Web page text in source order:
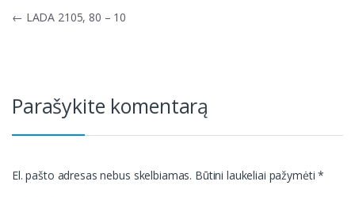
Navigacija
← LADA 2105, 80 – 10
Parašykite komentarą
El. pašto adresas nebus skelbiamas. Būtini laukeliai pažymėti*